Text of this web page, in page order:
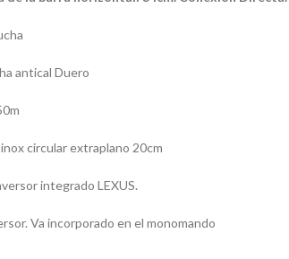
antical Duero
circular extraplano 20cm
integrado LEXUS.
Va incorporado en el monomando